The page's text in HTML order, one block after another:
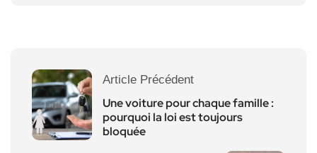
Article Précédent
Une voiture pour chaque famille :
pourquoi la loi est toujours
bloquée